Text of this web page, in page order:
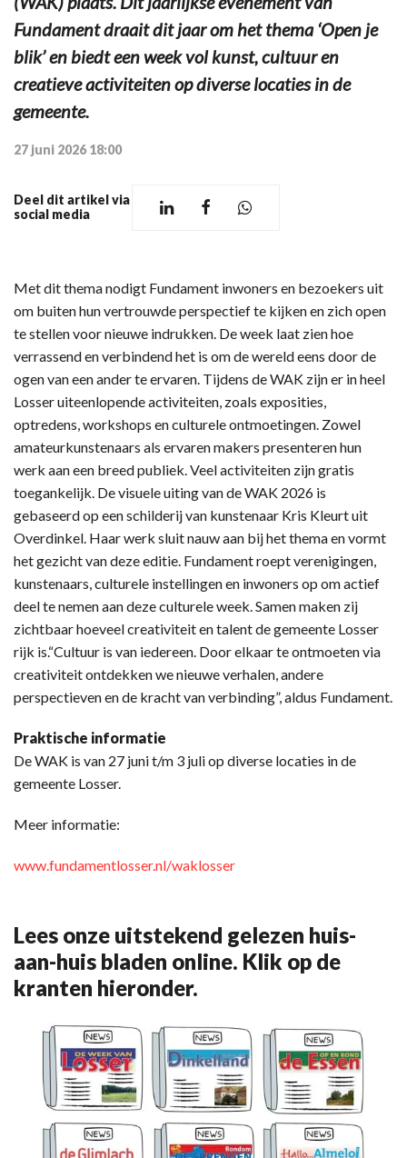
Fundament draait dit jaar om het thema ‘Open je
blik’ en biedt een week vol kunst, cultuur en
creatieve activiteiten op diverse locaties in de
gemeente.
27 juni 2026 18:00
Deel dit artikel via
social media
Met dit thema nodigt Fundament inwoners en bezoekers uit
om buiten hun vertrouwde perspectief te kijken en zich open
te stellen voor nieuwe indrukken. De week laat zien hoe
verrassend en verbindend het is om de wereld eens door de
ogen van een ander te ervaren. Tijdens de WAK zijn er in heel
Losser uiteenlopende activiteiten, zoals exposities,
optredens, workshops en culturele ontmoetingen. Zowel
amateurkunstenaars als ervaren makers presenteren hun
werk aan een breed publiek. Veel activiteiten zijn gratis
toegankelijk. De visuele uiting van de WAK 2026 is
gebaseerd op een schilderij van kunstenaar Kris Kleurt uit
Overdinkel. Haar werk sluit nauw aan bij het thema en vormt
het gezicht van deze editie. Fundament roept verenigingen,
kunstenaars, culturele instellingen en inwoners op om actief
deel te nemen aan deze culturele week. Samen maken zij
zichtbaar hoeveel creativiteit en talent de gemeente Losser
rijk is.“Cultuur is van iedereen. Door elkaar te ontmoeten via
creativiteit ontdekken we nieuwe verhalen, andere
perspectieven en de kracht van verbinding”, aldus Fundament.
Praktische informatie
De WAK is van 27 juni t/m 3 juli op diverse locaties in de
gemeente Losser.
Meer informatie:
www.fundamentlosser.nl/waklosser
Lees onze uitstekend gelezen huis-
aan-huis bladen online. Klik op de
kranten hieronder.